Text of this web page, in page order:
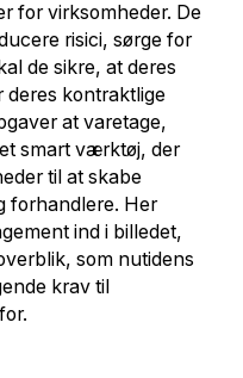
for virksomheder. De
risici, sørge for
de sikre, at deres
deres kontraktlige
at varetage,
smart værktøj, der
til at skabe
forhandlere. Her
ind i billedet,
som nutidens
krav til